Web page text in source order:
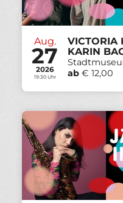
Aug.
27
2026
19:30 Uhr
VICTORIA
KARIN
ab € 12,00